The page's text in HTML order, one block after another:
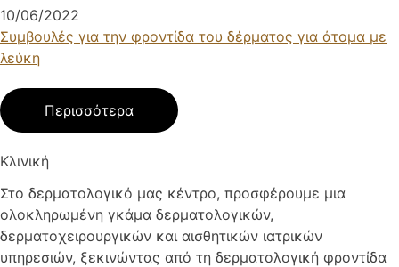
Συμβουλές για την φροντίδα του δέρματος για άτομα με
λεύκη
10/06/2022
Περισσότερα
Κλινική
Στο δερματολογικό μας κέντρο, προσφέρουμε μια
ολοκληρωμένη γκάμα δερματολογικών,
δερματοχειρουργικών και αισθητικών ιατρικών
υπηρεσιών, ξεκινώντας από τη δερματολογική φροντίδα